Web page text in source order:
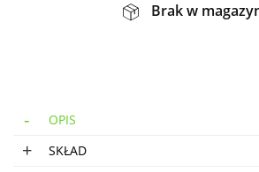
Brak w
OPIS
SKŁAD